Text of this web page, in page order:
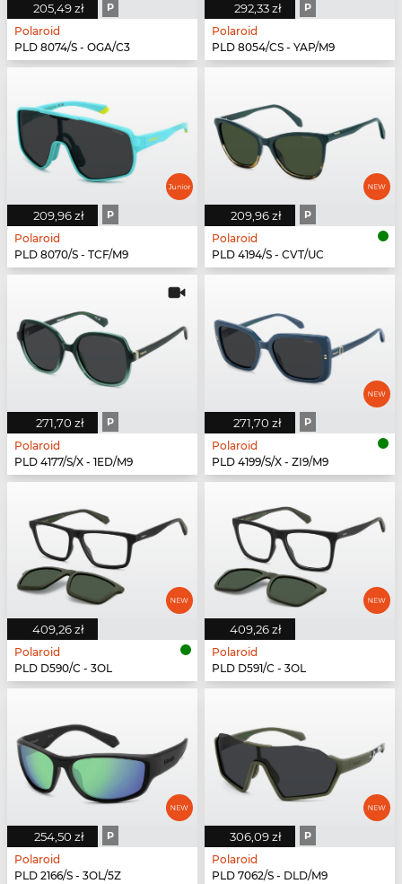
205,49 zł P
Polaroid
PLD 8074/S - OGA/C3
292,33 zł P
Polaroid
PLD 8054/CS - YAP/M9
209,96 zł P
Polaroid
PLD 8070/S - TCF/M9
209,96 zł P
Polaroid
PLD 4194/S - CVT/UC
271,70 zł P
Polaroid
PLD 4177/S/X - 1ED/M9
271,70 zł P
Polaroid
PLD 4199/S/X - ZI9/M9
409,26 zł
Polaroid
PLD D590/C - 3OL
409,26 zł
Polaroid
PLD D591/C - 3OL
254,50 zł P
Polaroid
PLD 2166/S - 3OL/5Z
306,09 zł P
Polaroid
PLD 7062/S - DLD/M9